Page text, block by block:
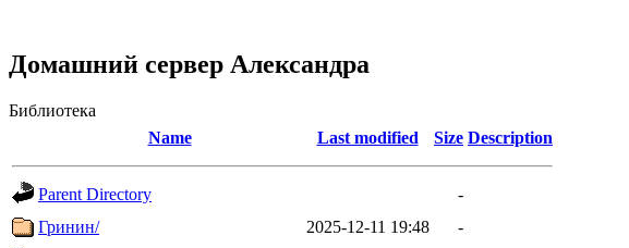
Домашний сервер Александра
Библиотека
Name
Last modified Size Description
Parent Directory
-
Гринин/
2025-12-11 19:48
-